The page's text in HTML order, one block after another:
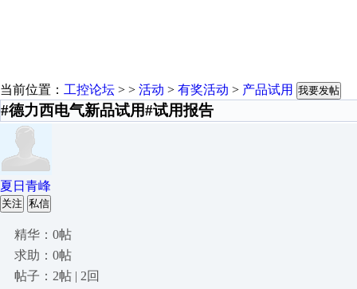
当前位置： 工控论坛 > > 活动 > 有奖活动 > 产品试用 我要发帖
#德力西电气新品试用#试用报告
夏日青峰
关注 私信
精华：0帖
求助：0帖
帖子：2帖 | 2回